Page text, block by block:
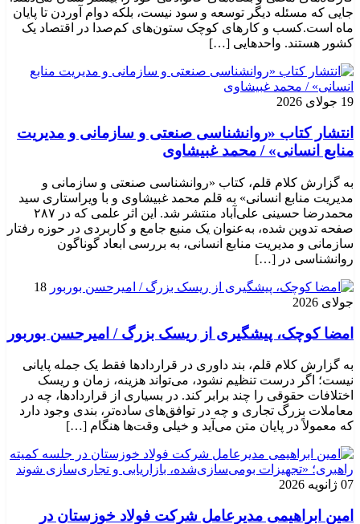
جایی که مسئله دیگر توسعه و سود نیست، بلکه دوام آوردن تا پایان
ماه است.کسب‌ و کارهای کوچک ستون‌های کم‌صدا در اقتصاد یک
کشور هستند. واحدهایی […]
19 جولای 2026
انتشار کتاب «روانشناسی صنعتی و سازمانی و مدیریت
منابع انسانی» / محمد غبیشاوی
به گزارش کلام قلم، کتاب «روانشناسی صنعتی و سازمانی و
مدیریت منابع انسانی» به قلم محمد غبیشاوی و با ویراستاری سید
محمدرضا حسینی علی‌آباد منتشر شد. این اثر علمی که در ۲۸۷
صفحه تدوین شده، به‌عنوان یک منبع جامع و کاربردی در حوزه رفتار
سازمانی و مدیریت منابع انسانی، به بررسی ابعاد گوناگون
روانشناسی در […]
18
جولای 2026
امضا کوچک، پیشگیری از ریسک بزرگ / امیرحسن بوربور
به گزارش کلام قلم، بند داوری در قراردادها فقط یک جمله پایانی
نیست؛ اگر درست تنظیم نشود، می‌تواند هزینه، زمان و ریسک
اختلافات حقوقی را چند برابر کند. در بسیاری از قراردادها، چه در
معاملات بزرگ تجاری و چه در توافق‌های ساده‌تر، بندی وجود دارد
که معمولاً در پایان متن می‌آید و خیلی وقت‌ها هنگام […]
07 ژانویه 2026
امین ابراهیمی مدیرعامل شرکت فولاد خوزستان در